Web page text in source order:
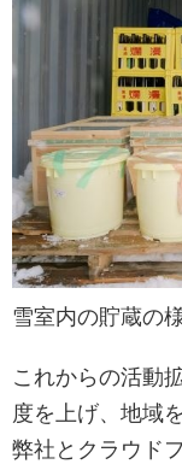
雪室内の貯蔵の
これからの活動
度を上げ、地域
弊社とクラウド